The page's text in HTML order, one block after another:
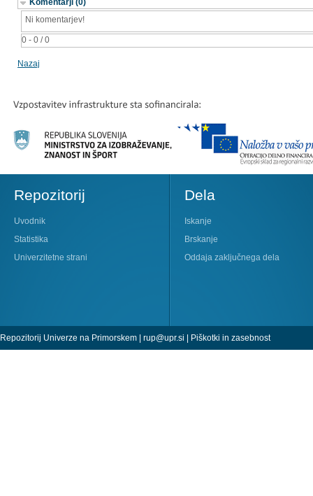
Komentarji (0)
0 - 0 / 0
Ni komentarjev!
Nazaj
Repozitorij
Uvodnik
Statistika
Univerzitetne strani
Dela
Iskanje
Brskanje
Oddaja zaključnega dela
Repozitorij Univerze na Primorskem | rup@upr.si Piškotki in zasebnost